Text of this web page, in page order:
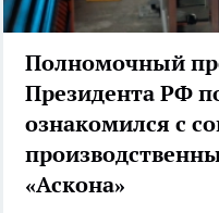
Полномочный
Президента РФ
ознакомился с
«Аскона»